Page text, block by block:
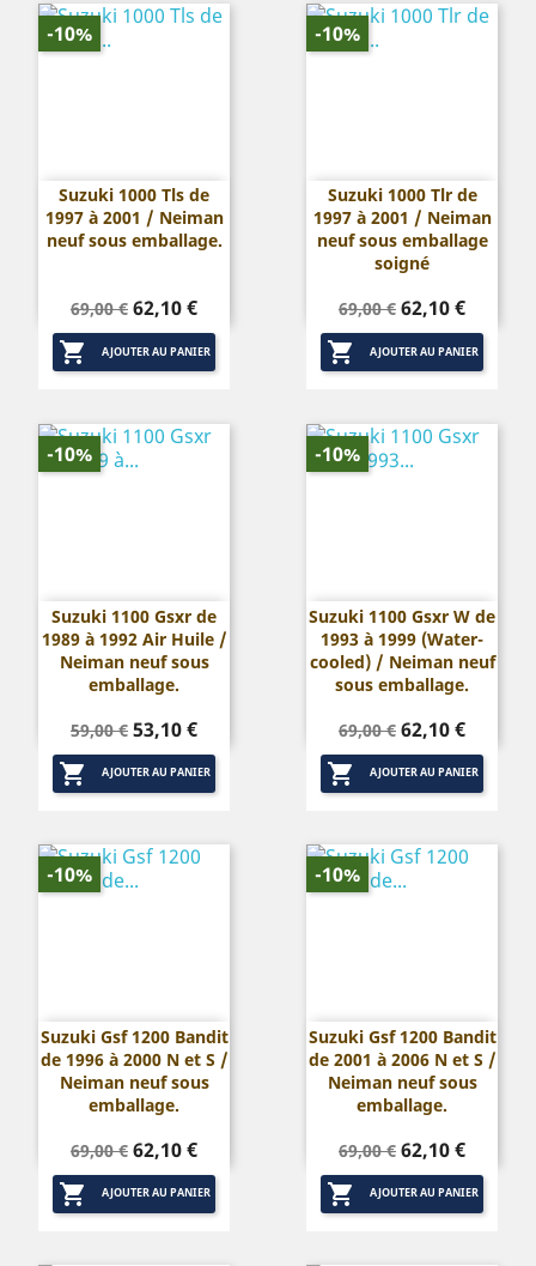
Suzuki 1000 Tls de
1997 à 2001 / Neiman
neuf sous emballage.
Prix
de
base
69,00 € Prix
62,10 €
 AJOUTER AU PANIER
-10%
Suzuki 1000 Tlr de
1997 à 2001 / Neiman
neuf sous emballage
soigné
Prix
de
base
69,00 € Prix
62,10 €
 AJOUTER AU PANIER
-10%
Suzuki 1100 Gsxr de
1989 à 1992 Air Huile /
Neiman neuf sous
emballage.
Prix
de
base
59,00 € Prix
53,10 €
 AJOUTER AU PANIER
-10%
Suzuki 1100 Gsxr W de
1993 à 1999 (Water-
cooled) / Neiman neuf
sous emballage.
Prix
de
base
69,00 € Prix
62,10 €
 AJOUTER AU PANIER
-10%
Suzuki Gsf 1200 Bandit
de 1996 à 2000 N et S /
Neiman neuf sous
emballage.
Prix
de
base
69,00 € Prix
62,10 €
 AJOUTER AU PANIER
-10%
Suzuki Gsf 1200 Bandit
de 2001 à 2006 N et S /
Neiman neuf sous
emballage.
Prix
de
base
69,00 € Prix
62,10 €
 AJOUTER AU PANIER
-10%